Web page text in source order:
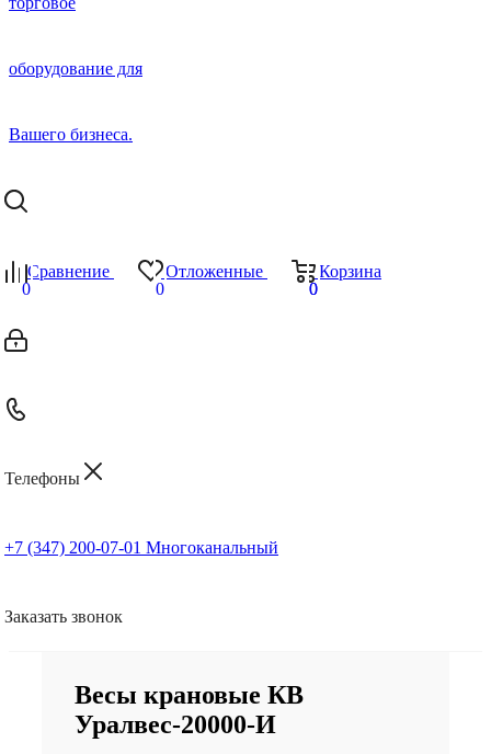
Сравнение
0
Отложенные
0
Корзина
0
0
Телефоны
+7 (347) 200-07-01 Многоканальный
Заказать звонок
Весы крановые КВ
Уралвес-20000-И